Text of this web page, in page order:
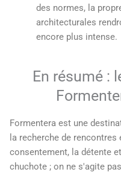
des normes, la
architecturales
encore plus intense.
En résumé :
Formentera est une
la recherche de
consentement, la détente
chuchote ; on ne s'agite